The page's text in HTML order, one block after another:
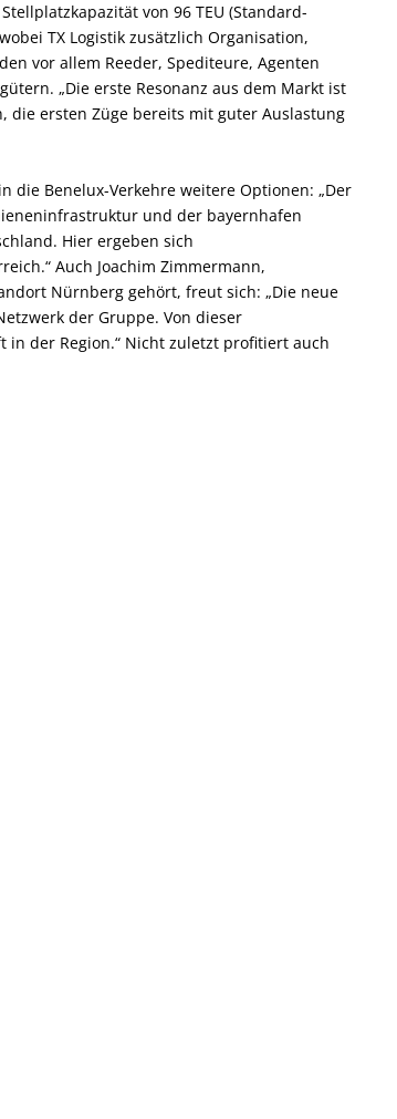
von 96 TEU (Standard-
TX Logistik zusätzlich Organisation,
vor allem Reeder, Spediteure, Agenten
„Die erste Resonanz aus dem Markt ist
die ersten Züge bereits mit guter Auslastung
die Benelux-Verkehre weitere Optionen: „Der
und der bayernhafen
Hier ergeben sich
Auch Joachim Zimmermann,
Nürnberg gehört, freut sich: „Die neue
der Gruppe. Von dieser
der Region.“ Nicht zuletzt profitiert auch